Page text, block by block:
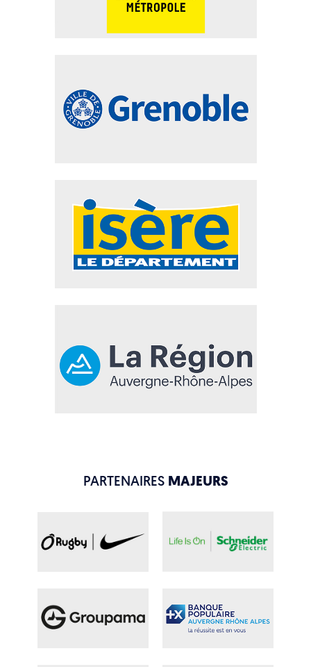
PARTENAIRES MAJEURS